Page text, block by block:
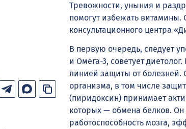
Тревожности, уныния и
помогут избежать витамины.
консультационного центра
В первую очередь, следует
и Омега-3, советует
линией защиты от болезней.
организма, в том числе
(пиридоксин) принимает
которых — обмена белков.
работоспособность мозга,